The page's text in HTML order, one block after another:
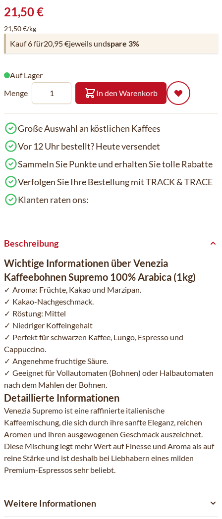
21,50 €
21,50 €/kg
Kauf 6 für20,95 €jeweils undspare 3%
Auf Lager
Menge
In den Warenkorb
Große Auswahl an köstlichen Kaffees
Vor 12 Uhr bestellt? Heute versendet
Sammeln Sie Punkte und erhalten Sie tolle Rabatte
Verfolgen Sie Ihre Bestellung mit TRACK & TRACE
Klanten raten ons:
Beschreibung
Wichtige Informationen über Venezia
Kaffeebohnen Supremo 100% Arabica (1kg)
Aroma: Früchte, Kakao und Marzipan.
Kakao-Nachgeschmack.
Röstung: Mittel
Niedriger Koffeingehalt
Perfekt für schwarzen Kaffee, Lungo, Espresso und
Cappuccino.
Angenehme fruchtige Säure.
Geeignet für Vollautomaten (Bohnen) oder Halbautomaten
nach dem Mahlen der Bohnen.
Detaillierte Informationen
Venezia Supremo ist eine raffinierte italienische
Kaffeemischung, die sich durch ihre sanfte Eleganz, reichen
Aromen und ihren ausgewogenen Geschmack auszeichnet.
Diese Mischung legt mehr Wert auf Finesse und Aroma als auf
reine Stärke und ist deshalb bei Liebhabern eines milden
Premium-Espressos sehr beliebt.
Weitere Informationen